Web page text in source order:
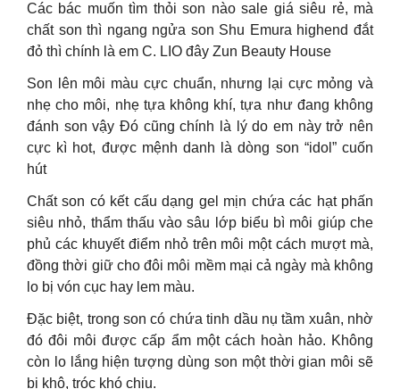
Các bác muốn tìm thỏi son nào sale giá siêu rẻ, mà
chất son thì ngang ngửa son Shu Emura highend đắt
đỏ thì chính là em C. LIO đây Zun Beauty House
Son lên môi màu cực chuẩn, nhưng lại cực mỏng và
nhẹ cho môi, nhẹ tựa không khí, tựa như đang không
đánh son vậy Đó cũng chính là lý do em này trở nên
cực kì hot, được mệnh danh là dòng son “idol” cuốn
hút
Chất son có kết cấu dạng gel mịn chứa các hạt phấn
siêu nhỏ, thẩm thấu vào sâu lớp biểu bì môi giúp che
phủ các khuyết điểm nhỏ trên môi một cách mượt mà,
đồng thời giữ cho đôi môi mềm mại cả ngày mà không
lo bị vón cục hay lem màu.
Đặc biệt, trong son có chứa tinh dầu nụ tầm xuân, nhờ
đó đôi môi được cấp ẩm một cách hoàn hảo. Không
còn lo lắng hiện tượng dùng son một thời gian môi sẽ
bị khô, tróc khó chịu.